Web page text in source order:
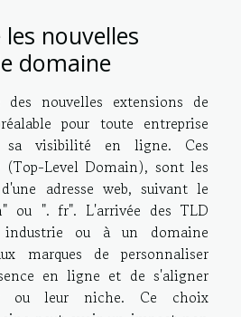
nouvelles
domaine
nouvelles extensions de
pour toute entreprise
sa visibilité en ligne. Ces
(Top-Level Domain), sont les
adresse web, suivant le
ou ". fr". L'arrivée des TLD
industrie ou à un domaine
marques de personnaliser
en ligne et de s'aligner
ou leur niche. Ce choix